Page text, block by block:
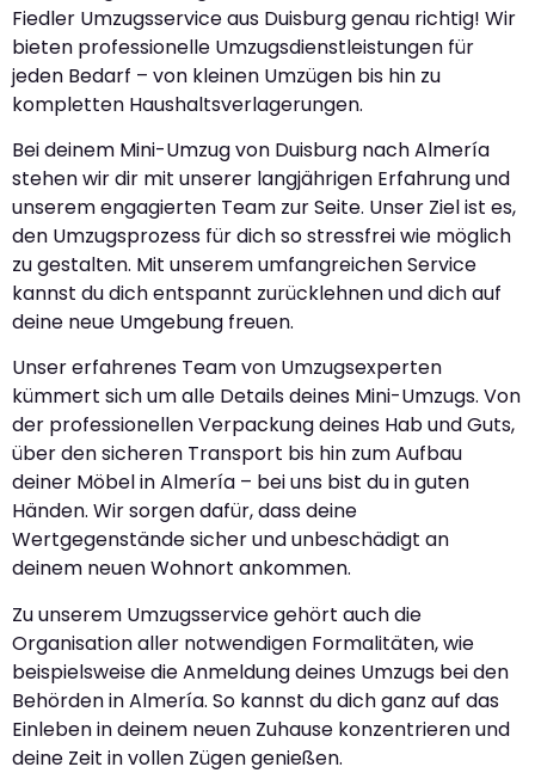
Fiedler Umzugsservice aus Duisburg genau richtig! Wir
bieten professionelle Umzugsdienstleistungen für
jeden Bedarf – von kleinen Umzügen bis hin zu
kompletten Haushaltsverlagerungen.
Bei deinem Mini-Umzug von Duisburg nach Almería
stehen wir dir mit unserer langjährigen Erfahrung und
unserem engagierten Team zur Seite. Unser Ziel ist es,
den Umzugsprozess für dich so stressfrei wie möglich
zu gestalten. Mit unserem umfangreichen Service
kannst du dich entspannt zurücklehnen und dich auf
deine neue Umgebung freuen.
Unser erfahrenes Team von Umzugsexperten
kümmert sich um alle Details deines Mini-Umzugs. Von
der professionellen Verpackung deines Hab und Guts,
über den sicheren Transport bis hin zum Aufbau
deiner Möbel in Almería – bei uns bist du in guten
Händen. Wir sorgen dafür, dass deine
Wertgegenstände sicher und unbeschädigt an
deinem neuen Wohnort ankommen.
Zu unserem Umzugsservice gehört auch die
Organisation aller notwendigen Formalitäten, wie
beispielsweise die Anmeldung deines Umzugs bei den
Behörden in Almería. So kannst du dich ganz auf das
Einleben in deinem neuen Zuhause konzentrieren und
deine Zeit in vollen Zügen genießen.